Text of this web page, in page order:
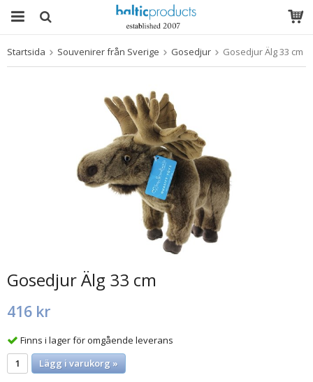
Startsida Souvenirer från Sverige Gosedjur Gosedjur Älg 33 cm
Gosedjur Älg 33 cm
416 kr
Finns i lager för omgående leverans
Lägg i varukorg »